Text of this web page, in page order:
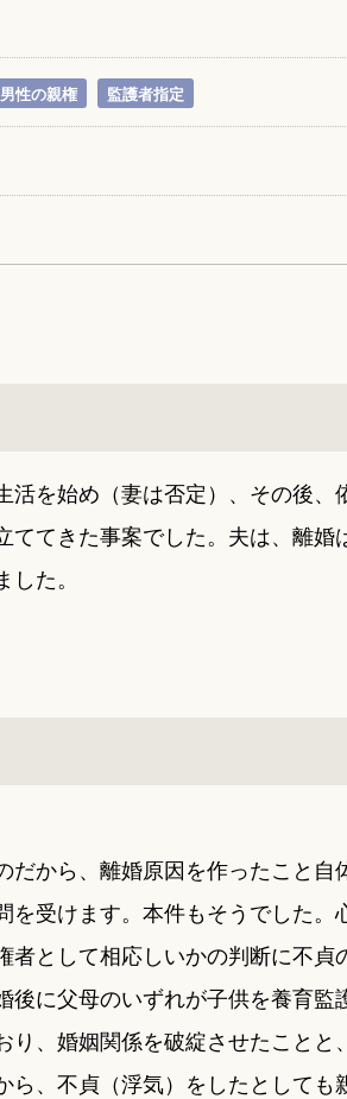
男性の親権 監護者指定
を始め（妻は否定）、その後、
てきた事案でした。夫は、離婚
た。
だから、離婚原因を作ったこと自
受けます。本件もそうでした。
として相応しいかの判断に不貞
に父母のいずれが子供を養育監
、婚姻関係を破綻させたことと
、不貞（浮気）をしたとしても